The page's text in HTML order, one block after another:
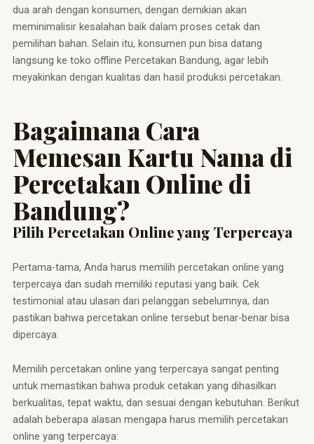
dua arah dengan konsumen, dengan demikian akan
meminimalisir kesalahan baik dalam proses cetak dan
pemilihan bahan. Selain itu, konsumen pun bisa datang
langsung ke toko offline Percetakan Bandung, agar lebih
meyakinkan dengan kualitas dan hasil produksi percetakan.
Bagaimana Cara
Memesan Kartu Nama di
Percetakan Online di
Bandung?
Pilih Percetakan Online yang Terpercaya
Pertama-tama, Anda harus memilih percetakan online yang
terpercaya dan sudah memiliki reputasi yang baik. Cek
testimonial atau ulasan dari pelanggan sebelumnya, dan
pastikan bahwa percetakan online tersebut benar-benar bisa
dipercaya.
Memilih percetakan online yang terpercaya sangat penting
untuk memastikan bahwa produk cetakan yang dihasilkan
berkualitas, tepat waktu, dan sesuai dengan kebutuhan. Berikut
adalah beberapa alasan mengapa harus memilih percetakan
online yang terpercaya: